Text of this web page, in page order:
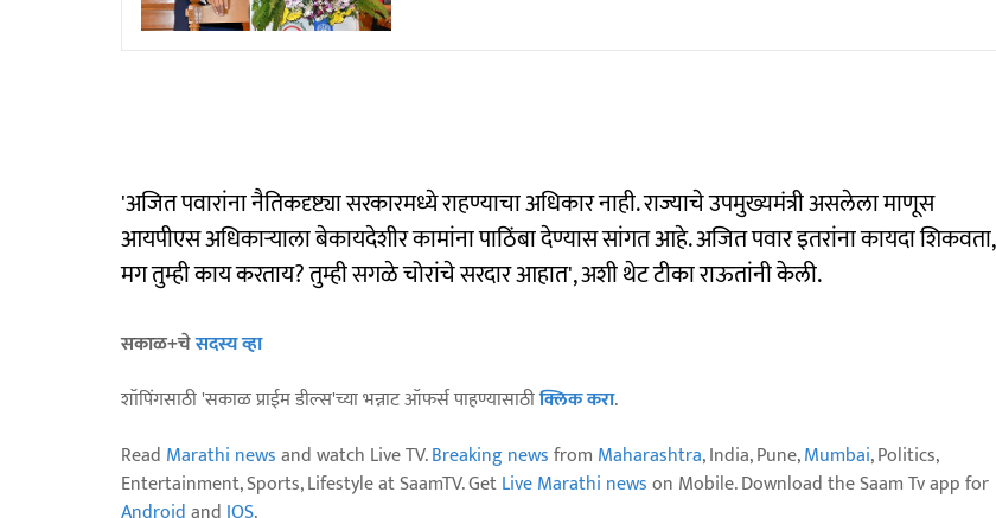
'अजित पवारांना नैतिकदृष्ट्या सरकारमध्ये राहण्याचा अधिकार नाही. राज्याचे उपमुख्यमंत्री असलेला माणूस
आयपीएस अधिकाऱ्याला बेकायदेशीर कामांना पाठिंबा देण्यास सांगत आहे. अजित पवार इतरांना कायदा शिकवता,
मग तुम्ही काय करताय? तुम्ही सगळे चोरांचे सरदार आहात', अशी थेट टीका राऊतांनी केली.
सकाळ+चेसदस्य व्हा
शॉपिंगसाठी 'सकाळ प्राईम डील्स'च्या भन्नाट ऑफर्स पाहण्यासाठीक्लिक करा.
Read Marathi newsand watch Live TV.Breaking newsfrom Maharashtra, India, Pune,Mumbai, Politics,
Entertainment, Sports, Lifestyle at SaamTV. GetLive Marathi newson Mobile. Download the Saam Tv app for